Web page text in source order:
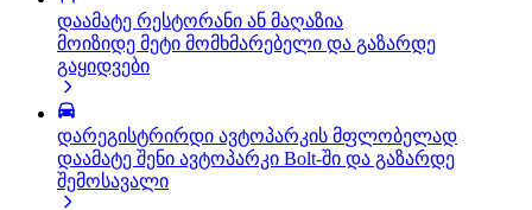
დაამატე რესტორანი ან მაღაზია
მოიზიდე მეტი მომხმარებელი და გაზარდე
გაყიდვები
დარეგისტრირდი ავტოპარკის მფლობელად
დაამატე შენი ავტოპარკი Bolt-ში და გაზარდე
შემოსავალი